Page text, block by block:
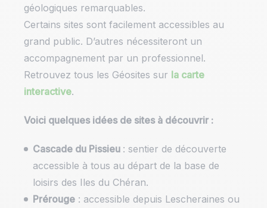
géologiques remarquables.
Certains sites sont facilement accessibles au
grand public. D’autres nécessiteront un
accompagnement par un professionnel.
Retrouvez tous les Géosites sur la carte
interactive.
Voici quelques idées de sites à découvrir :
Cascade du Pissieu : sentier de découverte
accessible à tous au départ de la base de
loisirs des Iles du Chéran.
Prérouge : accessible depuis Lescheraines ou